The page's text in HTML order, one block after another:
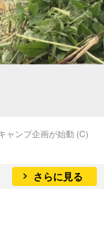
ャンプ企画が始動 (C)
さらに見る